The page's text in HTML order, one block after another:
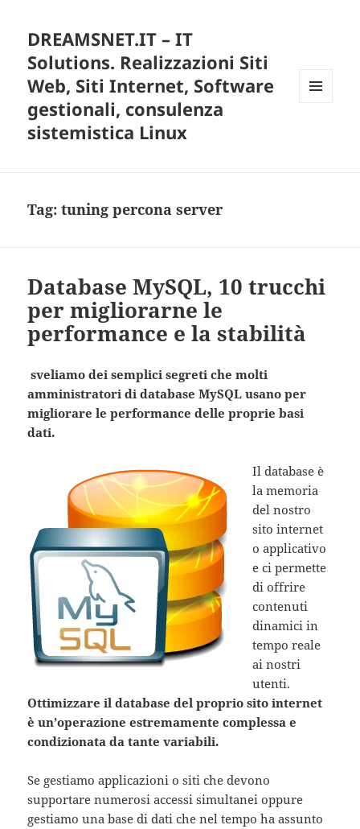
DREAMSNET.IT – IT
Solutions. Realizzazioni Siti
Web, Siti Internet, Software
gestionali, consulenza
sistemistica Linux
Tag:tuning percona server
Database MySQL, 10 trucchi
per migliorarne le
performance e la stabilità
sveliamo dei semplici segreti che molti
amministratori di database MySQL usano per
migliorare le performance delle proprie basi
dati.
Il database è
la memoria
del nostro
sito internet
o applicativo
e ci permette
di offrire
contenuti
dinamici in
tempo reale
ai nostri
utenti.
Ottimizzare il database del proprio sito internet
è un’operazione estremamente complessa e
condizionata da tante variabili.
Se gestiamo applicazioni o siti che devono
supportare numerosi accessi simultanei oppure
gestiamo una base di dati che nel tempo ha assunto